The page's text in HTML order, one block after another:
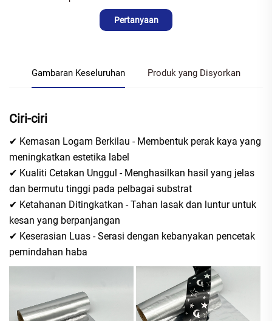
Pertanyaan
Gambaran Keseluruhan Produk yang Disyorkan
Ciri-ciri
✔ Kemasan Logam Berkilau - Membentuk perak kaya yang
meningkatkan estetika label
✔ Kualiti Cetakan Unggul - Menghasilkan hasil yang jelas
dan bermutu tinggi pada pelbagai substrat
✔ Ketahanan Ditingkatkan - Tahan lasak dan luntur untuk
kesan yang berpanjangan
✔ Keserasian Luas - Serasi dengan kebanyakan pencetak
pemindahan haba